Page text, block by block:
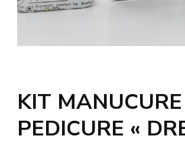
KIT MANUCURE
PEDICURE «